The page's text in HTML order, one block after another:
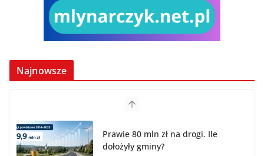
Najnowsze
Prawie 80 mln zł na drogi. Ile
dołożyły gminy?